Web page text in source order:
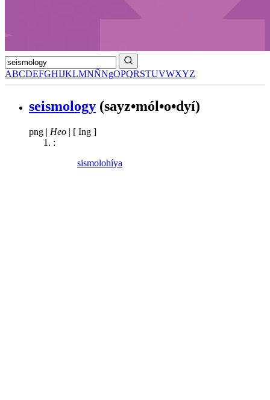
ABCDEFGHIJKLMNÑNgOPQRSTUVWXYZ
seismology (sayz•mól•o•dyí)
png | Heo | [ Ing ]
:
sismolohíya